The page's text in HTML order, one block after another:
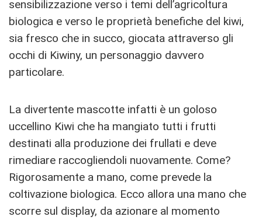
sensibilizzazione verso i temi dell’agricoltura
biologica e verso le proprietà benefiche del kiwi,
sia fresco che in succo, giocata attraverso gli
occhi di Kiwiny, un personaggio davvero
particolare.
La divertente mascotte infatti è un goloso
uccellino Kiwi che ha mangiato tutti i frutti
destinati alla produzione dei frullati e deve
rimediare raccogliendoli nuovamente. Come?
Rigorosamente a mano, come prevede la
coltivazione biologica. Ecco allora una mano che
scorre sul display, da azionare al momento